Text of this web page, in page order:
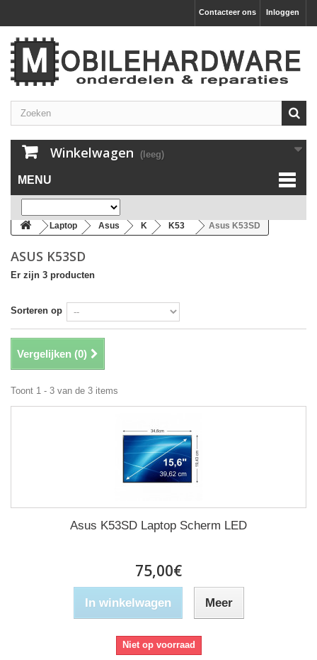
Inloggen
Contacteer ons
Winkelwagen (leeg)
MENU
Laptop Asus K K53 Asus K53SD
ASUS K53SD
Er zijn 3 producten
Sorteren op
Vergelijken (0)
Toont 1 - 3 van de 3 items
Asus K53SD Laptop Scherm LED
75,00€
In winkelwagen Meer
Niet op voorraad